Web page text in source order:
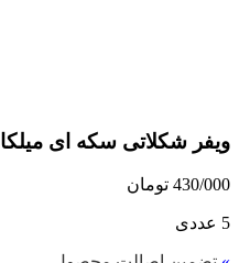
ویفر شکلاتی سکه ای میلکا 5 عددی
430/000 تومان
5 عددی